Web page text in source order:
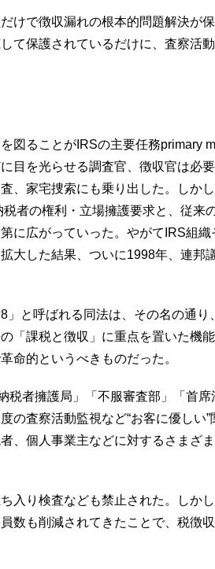
けで徴収漏れの根本的問題解決が
て保護されているだけに、査察活
図ることがIRSの主要任務primary
目を光らせる調査官、徴収官は必
、家宅捜索にも乗り出した。しか
者の権利・立場擁護要求と、従来
に広がっていった。やがてIRS組織
大した結果、ついに1998年、連邦
と呼ばれる同法は、その名の通り
「課税と徴収」に重点を置いた機
命的というべきものだった。
者擁護局」「不服審査部」「首席
の査察活動監視など“お客に優しい”
、個人事業主などに対するさまざ
入り検査なども禁止された。しか
数も削減されてきたことで、税徴